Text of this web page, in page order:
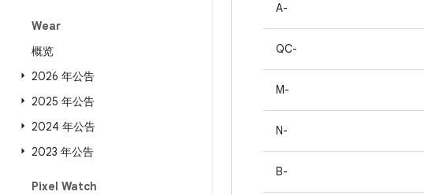
Wear
概览
2026 年公告
2025 年公告
2024 年公告
2023 年公告
Pixel Watch
A-
QC-
M-
N-
B-